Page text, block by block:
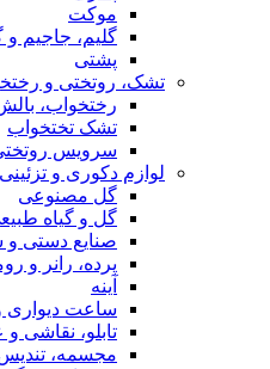
موکت
گلیم، جاجیم و
پشتی
تشک، روتختی و
رختخواب،
تشک تختخواب
سرویس
لوازم دکوری و تزئینی
گل مصنوعی
گل و گیاه
صنایع دستی و
پرده، رانر و
آینه
ساعت دیواری
تابلو، نقاشی
مجسمه،